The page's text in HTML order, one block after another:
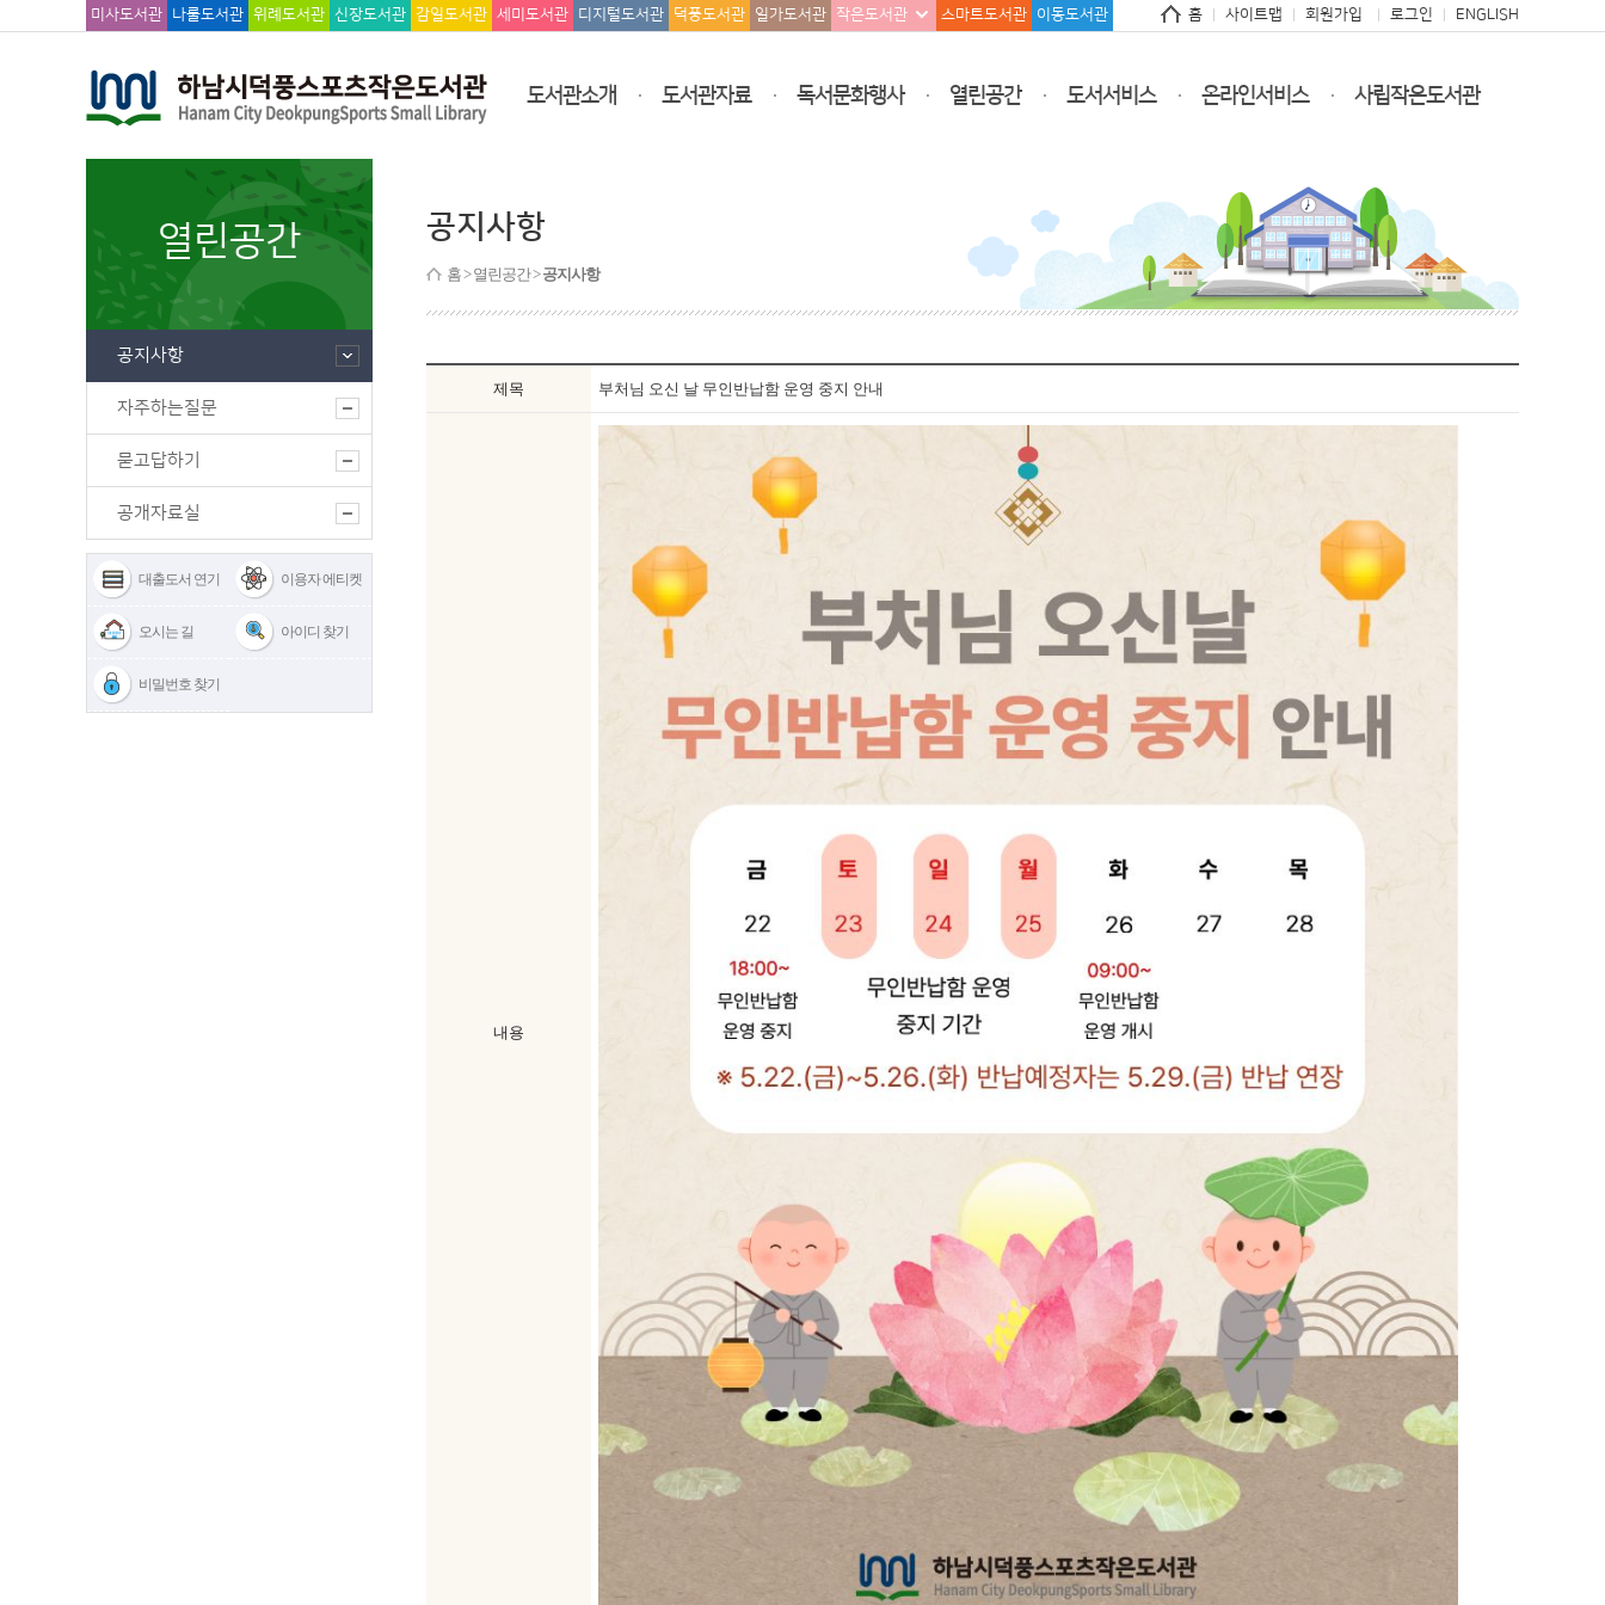
미사도서관 나룰도서관 위례도서관 신장도서관 감일도서관 세미도서관 디지털도서관 덕풍도서관 일가도서관 작은도서관 스마트도서관 이동도서관 홈 사이트맵 회원가입 로그인 ENGLISH
도서관소개 도서관자료 독서문화행사 열린공간 도서서비스 온라인서비스 사립작은도서관
열린공간
공지사항
자주하는질문
묻고답하기
공개자료실
대출도서 연기 이용자 에티켓
오시는 길 아이디 찾기
비밀번호 찾기
공지사항
홈> 열린공간 >공지사항
제목 부처님 오신 날 무인반납함 운영 중지 안내
내용